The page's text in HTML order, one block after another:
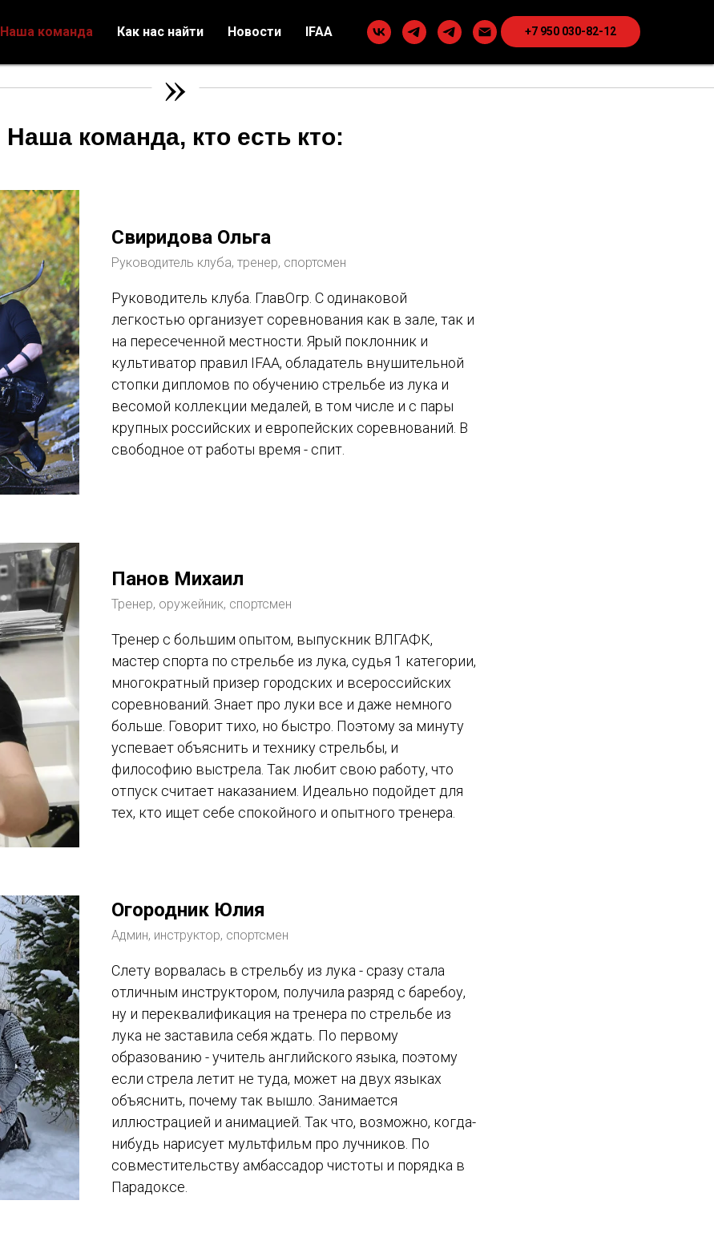
Наша команда Как нас найти Новости IFAA +7 950 030-82-12
»
Наша команда, кто есть кто:
Свиридова Ольга
Руководитель клуба, тренер, спортсмен
Руководитель клуба. ГлавОгр. С одинаковой
легкостью организует соревнования как в зале, так и
на пересеченной местности. Ярый поклонник и
культиватор правил IFAA, обладатель внушительной
стопки дипломов по обучению стрельбе из лука и
весомой коллекции медалей, в том числе и с пары
крупных российских и европейских соревнований. В
свободное от работы время - спит.
Панов Михаил
Тренер, оружейник, спортсмен
Тренер с большим опытом, выпускник ВЛГАФК,
мастер спорта по стрельбе из лука, судья 1 категории,
многократный призер городских и всероссийских
соревнований. Знает про луки все и даже немного
больше. Говорит тихо, но быстро. Поэтому за минуту
успевает объяснить и технику стрельбы, и
философию выстрела. Так любит свою работу, что
отпуск считает наказанием. Идеально подойдет для
тех, кто ищет себе спокойного и опытного тренера.
Огородник Юлия
Админ, инструктор, спортсмен
Слету ворвалась в стрельбу из лука - сразу стала
отличным инструктором, получила разряд с баребоу,
ну и переквалификация на тренера по стрельбе из
лука не заставила себя ждать. По первому
образованию - учитель английского языка, поэтому
если стрела летит не туда, может на двух языках
объяснить, почему так вышло. Занимается
иллюстрацией и анимацией. Так что, возможно, когда-
нибудь нарисует мультфильм про лучников. По
совместительству амбассадор чистоты и порядка в
Парадоксе.